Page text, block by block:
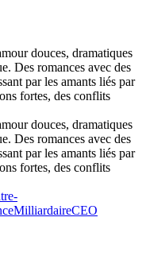
douces, dramatiques
Des romances avec des
par les amants liés par
fortes, des conflits
douces, dramatiques
Des romances avec des
par les amants liés par
fortes, des conflits
MilliardaireCEO